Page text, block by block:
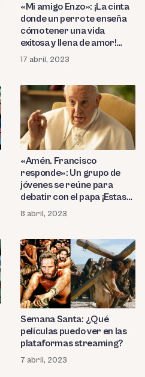
«Mi amigo Enzo»: ¡La cinta
donde un perro te enseña
cómo tener una vida
exitosa y llena de amor!
¿Dónde puedo verla?
17 abril, 2023
«Amén. Francisco
responde»: Un grupo de
jóvenes se reúne para
debatir con el papa ¡Estas
fueron las sabias
respuestas que dio el sumo
8 abril, 2023
Semana Santa: ¿Qué
películas puedo ver en las
plataformas streaming?
7 abril, 2023